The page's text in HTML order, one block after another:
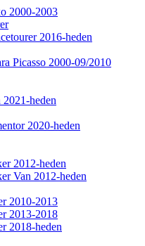
2000-2003
2016-heden
Picasso 2000-09/2010
heden
2020-heden
2012-heden
Van 2012-heden
2010-2013
2013-2018
2018-heden